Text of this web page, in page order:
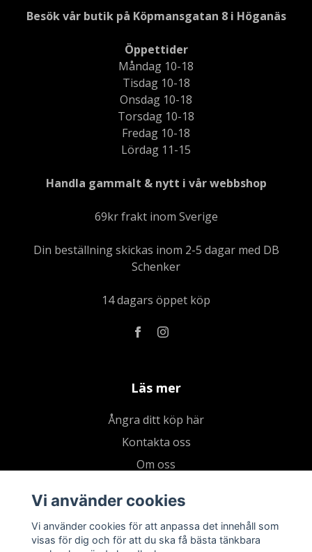
Besök vår butik på Köpmansgatan 8 i Höganäs
Öppettider
Måndag 10-18
Tisdag 10-18
Onsdag 10-18
Torsdag 10-18
Fredag 10-18
Lördag 11-15
Handla gammalt & nytt i vår webbshop
69kr frakt inom Sverige
Din beställning skickas inom 2-5 dagar med DB
Schenker
14 dagars öppet köp
Läs mer
Ångra ditt köp här
Kontakta oss
Om oss
Kundklubb
Presentkort
Vi använder cookies
Vi använder cookies för att anpassa det innehåll som
visas för dig och för att du ska få bästa tänkbara